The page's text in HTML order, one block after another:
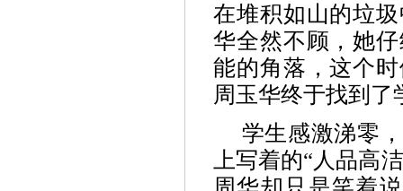
在堆积如山的垃
华全然不顾，她
能的角落，这个
周玉华终于找到
学生感激涕零
上写着的“人品高